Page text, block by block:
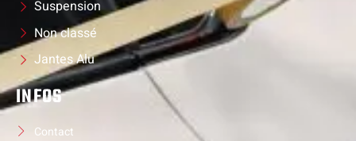
Suspension
Non classé
Jantes Alu
INFOS
Contact